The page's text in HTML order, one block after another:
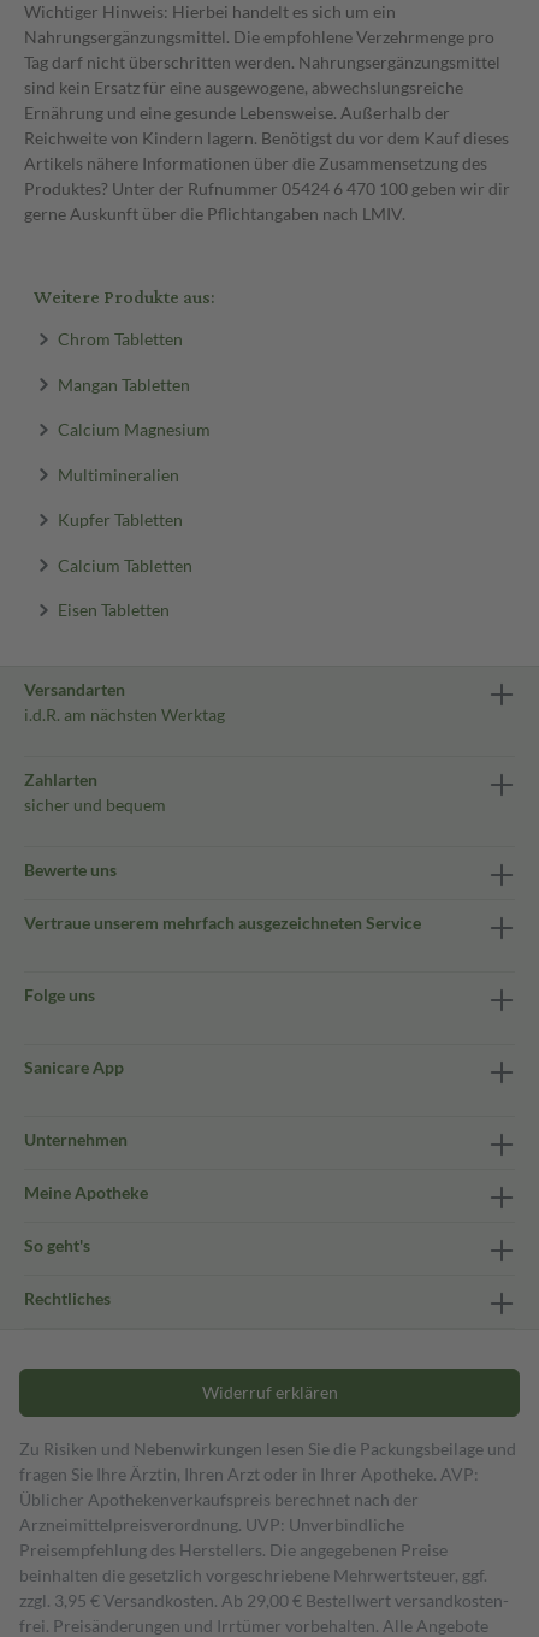
Wichtiger Hinweis: Hierbei handelt es sich um ein
Nahrungsergänzungsmittel. Die empfohlene Verzehrmenge pro
Tag darf nicht überschritten werden. Nahrungsergänzungsmittel
sind kein Ersatz für eine ausgewogene, abwechslungsreiche
Ernährung und eine gesunde Lebensweise. Außerhalb der
Reichweite von Kindern lagern. Benötigst du vor dem Kauf dieses
Artikels nähere Informationen über die Zusammensetzung des
Produktes? Unter der Rufnummer 05424 6 470 100 geben wir dir
gerne Auskunft über die Pflichtangaben nach LMIV.
Weitere Produkte aus:
Chrom Tabletten
Mangan Tabletten
Calcium Magnesium
Multimineralien
Kupfer Tabletten
Calcium Tabletten
Eisen Tabletten
Versandarten
i.d.R. am nächsten Werktag
Zahlarten
sicher und bequem
Bewerte uns
Vertraue unserem mehrfach ausgezeichneten Service
Folge uns
Sanicare App
Unternehmen
Meine Apotheke
So geht's
Rechtliches
Widerruf erklären
Zu Risiken und Nebenwirkungen lesen Sie die Packungsbeilage und
fragen Sie Ihre Ärztin, Ihren Arzt oder in Ihrer Apotheke. AVP:
Üblicher Apothekenverkaufspreis berechnet nach der
Arzneimittelpreisverordnung. UVP: Unverbindliche
Preisempfehlung des Herstellers. Die angegebenen Preise
beinhalten die gesetzlich vorgeschriebene Mehrwertsteuer, ggf.
zzgl. 3,95 € Versandkosten. Ab 29,00 € Bestell­wert versand­kosten­
frei. Preisänderungen und Irrtümer vorbehalten. Alle Angebote